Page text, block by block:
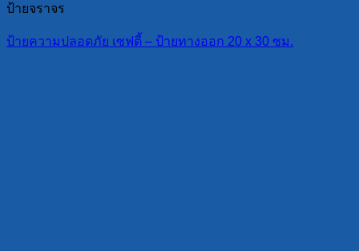
ป้ายจราจร
ป้ายความปลอดภัย เซฟตี้ – ป้ายทางออก 20 x 30 ซม.